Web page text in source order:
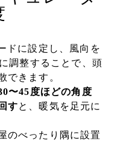
ドに設定し、風向を
調整することで、頭
できます。
〜45度ほどの角度
すと、暖気を足元に
のべったり隅に設置